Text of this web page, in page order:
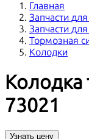
Главная
Запчасти
Запчасти
Тормозная
Колодки
Колодка
73021
Узнать цену